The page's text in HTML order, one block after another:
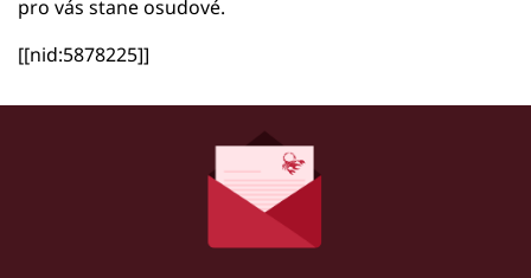
pro vás stane osudové.
[[nid:5878225]]